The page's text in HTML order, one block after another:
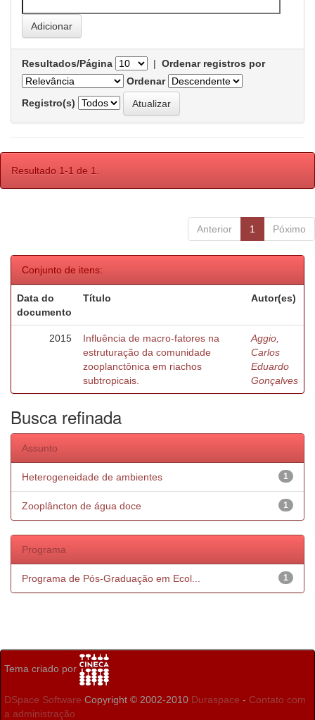
Resultados/Página | Ordenar registros por
Ordenar
Registro(s)
Resultado 1-1 de 1.
Anterior 1 Póximo
Conjunto de itens:
Data do
documento
Título Autor(es)
2015
Influência de macro-fatores na
estruturação da comunidade
zooplanctônica em riachos
subtropicais.
Aggio,
Carlos
Eduardo
Gonçalves
Busca refinada
Assunto
1
Heterogeneidade de ambientes
1
Zooplâncton de água doce
Programa
1
Programa de Pós-Graduação em Ecol...
Tema criado por
DSpace Software Copyright © 2002-2010 Duraspace - Contato com
a administração